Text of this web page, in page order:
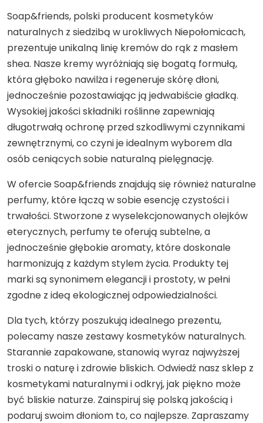
Soap&friends, polski producent kosmetyków
naturalnych z siedzibą w urokliwych Niepołomicach,
prezentuje unikalną linię kremów do rąk z masłem
shea. Nasze kremy wyróżniają się bogatą formułą,
która głęboko nawilża i regeneruje skórę dłoni,
jednocześnie pozostawiając ją jedwabiście gładką.
Wysokiej jakości składniki roślinne zapewniają
długotrwałą ochronę przed szkodliwymi czynnikami
zewnętrznymi, co czyni je idealnym wyborem dla
osób ceniących sobie naturalną pielęgnację.
W ofercie Soap&friends znajdują się również naturalne
perfumy, które łączą w sobie esencję czystości i
trwałości. Stworzone z wyselekcjonowanych olejków
eterycznych, perfumy te oferują subtelne, a
jednocześnie głębokie aromaty, które doskonale
harmonizują z każdym stylem życia. Produkty tej
marki są synonimem elegancji i prostoty, w pełni
zgodne z ideą ekologicznej odpowiedzialności.
Dla tych, którzy poszukują idealnego prezentu,
polecamy nasze zestawy kosmetyków naturalnych.
Starannie zapakowane, stanowią wyraz najwyższej
troski o naturę i zdrowie bliskich. Odwiedź nasz sklep z
kosmetykami naturalnymi i odkryj, jak piękno może
być bliskie naturze. Zainspiruj się polską jakością i
podaruj swoim dłoniom to, co najlepsze. Zapraszamy